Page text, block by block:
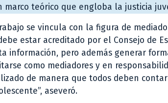
teórico que engloba la justicia
se vincula con la figura de
estar acreditado por el Consejo de
información, pero además generar
como mediadores y en
de manera que todos deben
aseveró.